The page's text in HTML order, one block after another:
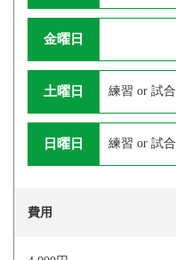
金曜日
土曜日 練習 or 試合
日曜日 練習 or 試合
費用